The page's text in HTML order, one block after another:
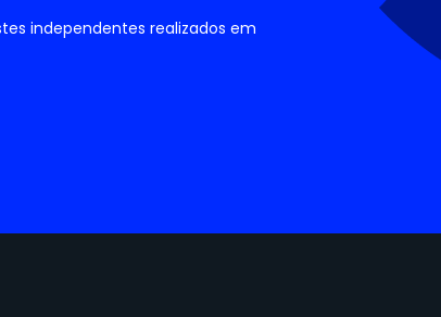
independentes realizados em